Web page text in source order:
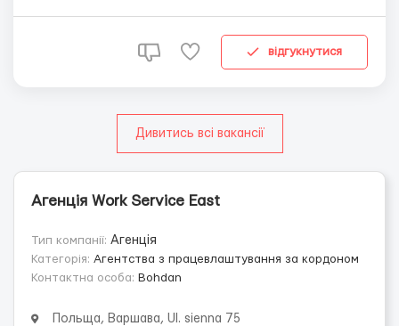
реалізацію до 500 зл на місяць ...
відгукнутися
Дивитись всі вакансії
Агенція Work Service East
Тип компанії: Агенція
Категорія: Агентства з працевлаштування за кордоном
Контактна особа: Bohdan
Польща, Варшава, Ul. sienna 75